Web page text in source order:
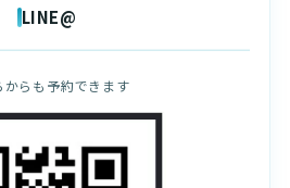
LINE@
からも予約できます